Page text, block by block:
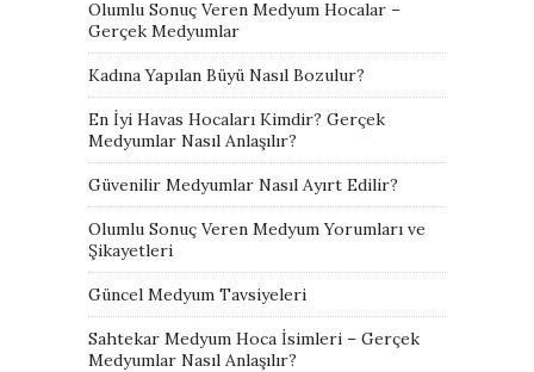
Olumlu Sonuç Veren Medyum Hocalar –
Gerçek Medyumlar
Kadına Yapılan Büyü Nasıl Bozulur?
En İyi Havas Hocaları Kimdir? Gerçek
Medyumlar Nasıl Anlaşılır?
Güvenilir Medyumlar Nasıl Ayırt Edilir?
Olumlu Sonuç Veren Medyum Yorumları ve
Şikayetleri
Güncel Medyum Tavsiyeleri
Sahtekar Medyum Hoca İsimleri – Gerçek
Medyumlar Nasıl Anlaşılır?